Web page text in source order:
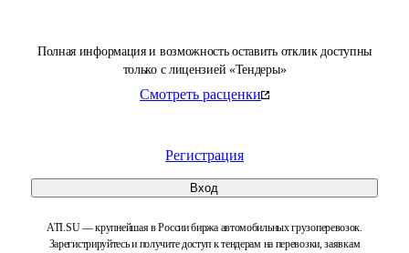
Полная информация и возможность оставить отклик доступны
только с лицензией «Тендеры»
Смотреть расценки
Регистрация
Вход
ATI.SU — крупнейшая в России биржа автомобильных грузоперевозок.
Зарегистрируйтесь и получите доступ к тендерам на перевозки, заявкам